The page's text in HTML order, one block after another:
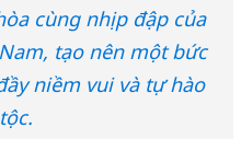
cùng nhịp đập của
tạo nên một bức
niềm vui và tự hào